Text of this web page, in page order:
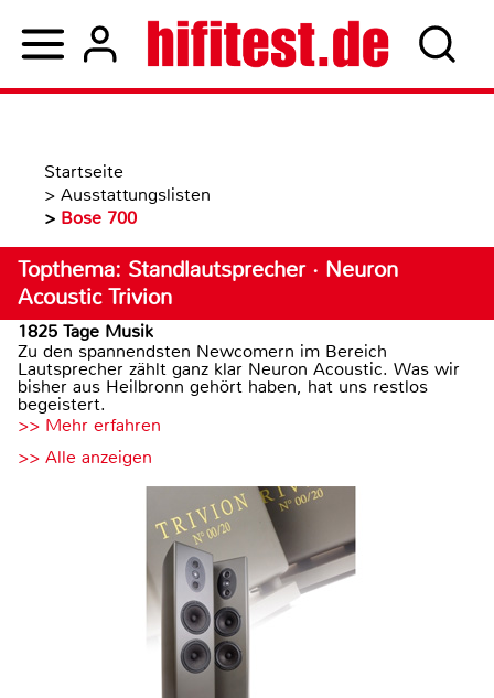
Startseite
> Ausstattungslisten
> Bose 700
Topthema: Standlautsprecher · Neuron
Acoustic Trivion
1825 Tage Musik
Zu den spannendsten Newcomern im Bereich
Lautsprecher zählt ganz klar Neuron Acoustic. Was wir
bisher aus Heilbronn gehört haben, hat uns restlos
begeistert.
>> Mehr erfahren
>> Alle anzeigen